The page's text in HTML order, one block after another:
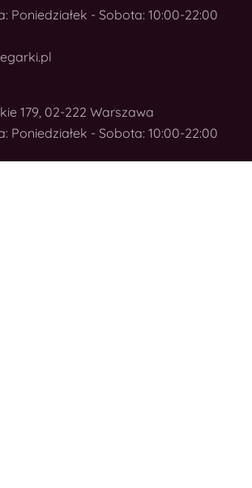
Poniedziałek - Sobota: 10:00-22:00
179, 02-222 Warszawa
Poniedziałek - Sobota: 10:00-22:00